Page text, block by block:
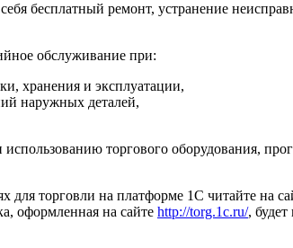
бесплатный ремонт, устранение
обслуживание при:
хранения и эксплуатации,
наружных деталей,
торгового оборудования,
торговли на платформе 1С читайте на
оформленная на сайте http://torg.1c.ru/,